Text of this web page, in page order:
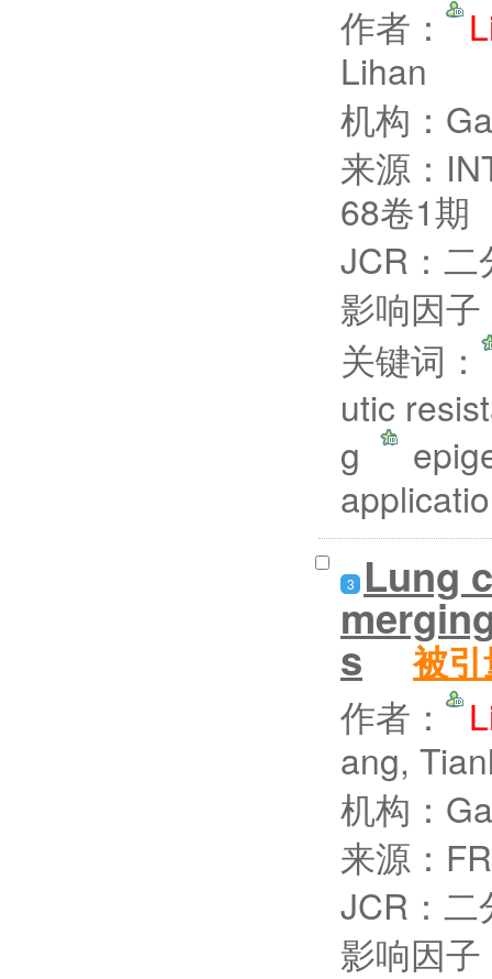
作者：
Lihan
机构：
来源：
68卷1期
JCR：二
影响因
关键词：
utic
g
3 Lung
s 被引
作者：
ang,
机构：
来源：
JCR：二
影响因